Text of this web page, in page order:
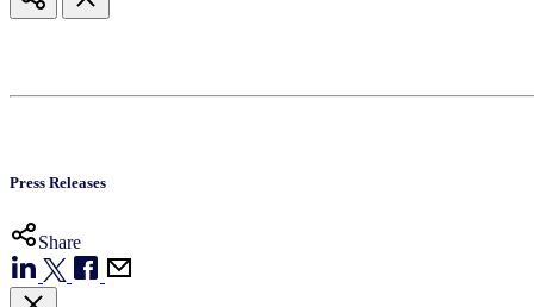
Press Releases
Share